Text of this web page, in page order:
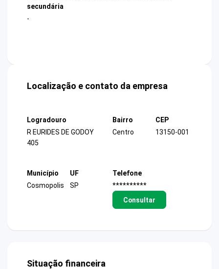
secundária
-
Localização e contato da empresa
Logradouro
R EURIDES DE GODOY
405
Bairro
Centro
CEP
13150-001
Município
Cosmopolis
UF
SP
Telefone
**********
Consultar
Situação financeira